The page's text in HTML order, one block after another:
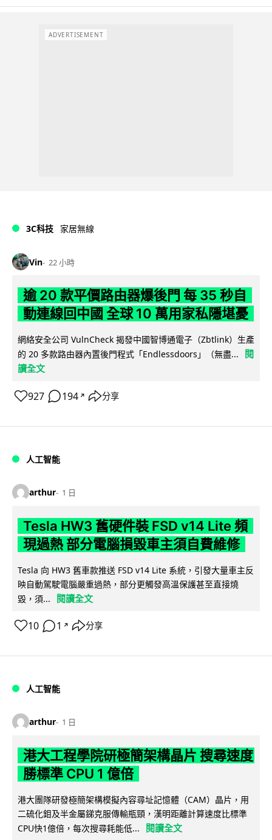
ADVERTISEMENT
3C科技 家居無線
Vin 22 小時
逾 20 款平價路由器爆後門 每 35 秒自
動連線回中國 全球 10 萬用家私隱堪憂
網絡安全公司 VulnCheck 揭發中國智博通電子（Zbtlink）生產
的 20 多款路由器內置後門程式「Endlessdoors」（無盡...
閱
讀全文
927 194 ↗ 分享
人工智能
arthur 1 日
Tesla HW3 舊硬件裝 FSD v14 Lite 頻
現過熱 部分電腦損毀車主須自費維修
Tesla 向 HW3 舊車款推送 FSD v14 Lite 系統，引發大量車主反
映自動駕駛電腦嚴重過熱，部分更觸發高溫保護甚至直接燒
毀，須...
閱讀全文
10 1 ↗ 分享
人工智能
arthur 1 日
港大工程學院研極簡架構晶片 搜尋速度
勝標準 CPU 1 億倍
港大團隊研發極簡架構模擬內容尋址記憶體（CAM）晶片，用
二硫化鉬及半金屬銻克服傳輸瓶頸，漢明距離計算速度比標準
CPU快1億倍，每次搜尋耗能低...
閱讀全文